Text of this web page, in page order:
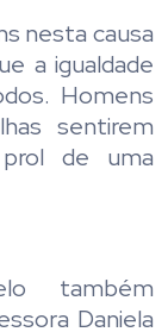
nesta causa
a igualdade
Homens
sentirem
de uma
também
Daniela